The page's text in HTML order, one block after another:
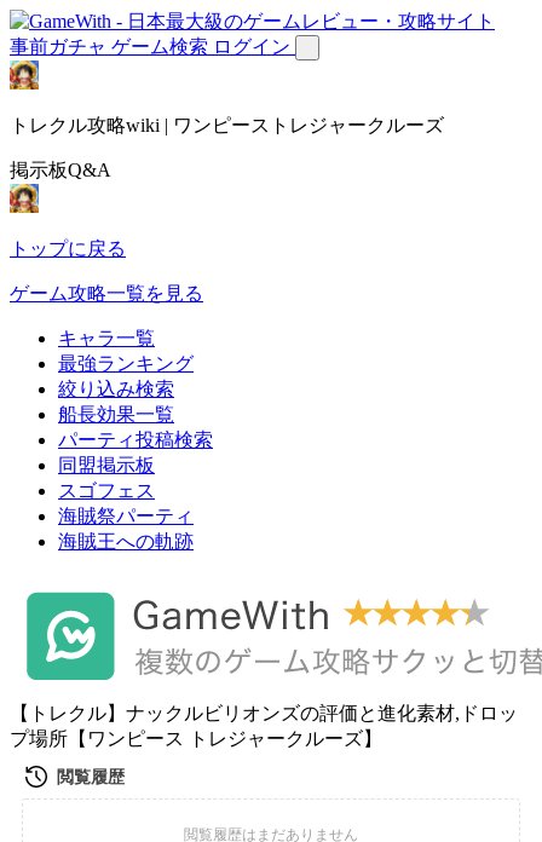
事前ガチャ ゲーム検索 ログイン
トレクル攻略wiki | ワンピーストレジャークルーズ
掲示板Q&A
トップに戻る
ゲーム攻略一覧を見る
キャラ一覧
最強ランキング
絞り込み検索
船長効果一覧
パーティ投稿検索
同盟掲示板
スゴフェス
海賊祭パーティ
海賊王への軌跡
【トレクル】ナックルビリオンズの評価と進化素材,ドロッ
プ場所【ワンピース トレジャークルーズ】